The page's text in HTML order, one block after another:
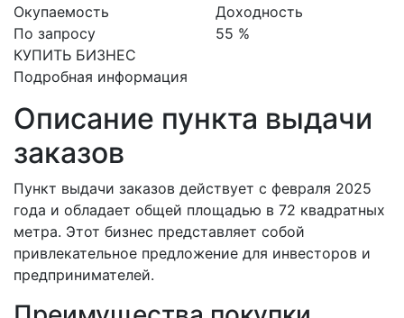
Окупаемость
По запросу
КУПИТЬ БИЗНЕС
Доходность
55 %
Подробная информация
Описание пункта выдачи
заказов
Пункт выдачи заказов действует с февраля 2025
года и обладает общей площадью в 72 квадратных
метра. Этот бизнес представляет собой
привлекательное предложение для инвесторов и
предпринимателей.